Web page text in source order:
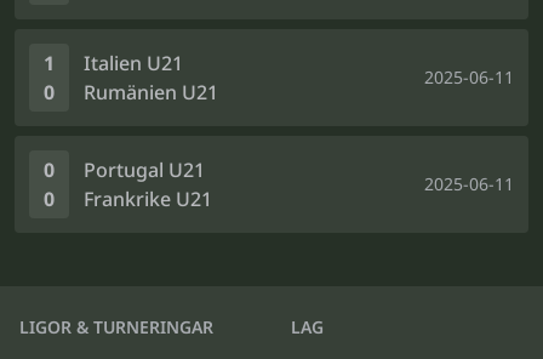
1
0
Italien U21
Rumänien U21
2025-06-11
0
0
Portugal U21
Frankrike U21
2025-06-11
LIGOR & TURNERINGAR LAG